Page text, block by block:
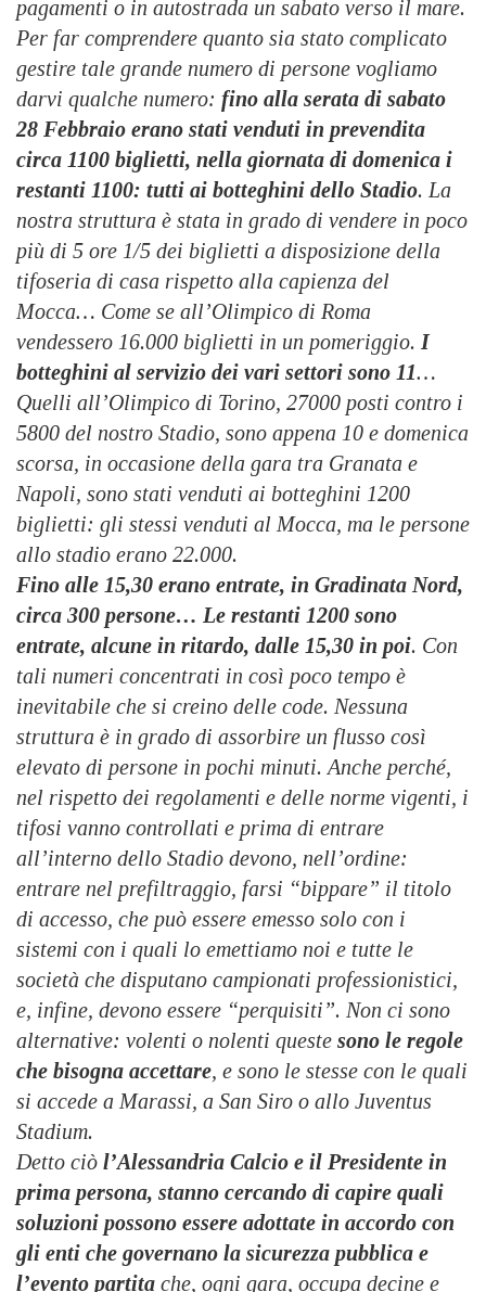
pagamenti o in autostrada un sabato verso il mare.
Per far comprendere quanto sia stato complicato
gestire tale grande numero di persone vogliamo
darvi qualche numero: fino alla serata di sabato
28 Febbraio erano stati venduti in prevendita
circa 1100 biglietti, nella giornata di domenica i
restanti 1100: tutti ai botteghini dello Stadio. La
nostra struttura è stata in grado di vendere in poco
più di 5 ore 1/5 dei biglietti a disposizione della
tifoseria di casa rispetto alla capienza del
Mocca… Come se all’Olimpico di Roma
vendessero 16.000 biglietti in un pomeriggio. I
botteghini al servizio dei vari settori sono 11…
Quelli all’Olimpico di Torino, 27000 posti contro i
5800 del nostro Stadio, sono appena 10 e domenica
scorsa, in occasione della gara tra Granata e
Napoli, sono stati venduti ai botteghini 1200
biglietti: gli stessi venduti al Mocca, ma le persone
allo stadio erano 22.000.
Fino alle 15,30 erano entrate, in Gradinata Nord,
circa 300 persone… Le restanti 1200 sono
entrate, alcune in ritardo, dalle 15,30 in poi. Con
tali numeri concentrati in così poco tempo è
inevitabile che si creino delle code. Nessuna
struttura è in grado di assorbire un flusso così
elevato di persone in pochi minuti. Anche perché,
nel rispetto dei regolamenti e delle norme vigenti, i
tifosi vanno controllati e prima di entrare
all’interno dello Stadio devono, nell’ordine:
entrare nel prefiltraggio, farsi “bippare” il titolo
di accesso, che può essere emesso solo con i
sistemi con i quali lo emettiamo noi e tutte le
società che disputano campionati professionistici,
e, infine, devono essere “perquisiti”. Non ci sono
alternative: volenti o nolenti queste sono le regole
che bisogna accettare, e sono le stesse con le quali
si accede a Marassi, a San Siro o allo Juventus
Stadium.
Detto ciò l’Alessandria Calcio e il Presidente in
prima persona, stanno cercando di capire quali
soluzioni possono essere adottate in accordo con
gli enti che governano la sicurezza pubblica e
l’evento partita che, ogni gara, occupa decine e